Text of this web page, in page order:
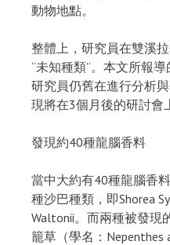
動物地點。
整體上，研究員在雙溪
“未知種類”。本文所報導
研究員仍舊在進行分析
現將在3個月後的研討會
發現約40種龍腦香料
當中大約有40種龍腦香
種沙巴種類，即Shorea
Waltonii。而兩種被發現
籠草（學名：Nepenthes